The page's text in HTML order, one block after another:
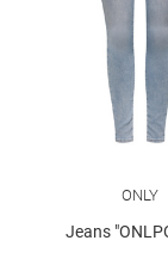
ONLY
Jeans